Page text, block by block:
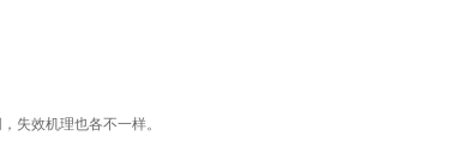
失效机理也各不一样。